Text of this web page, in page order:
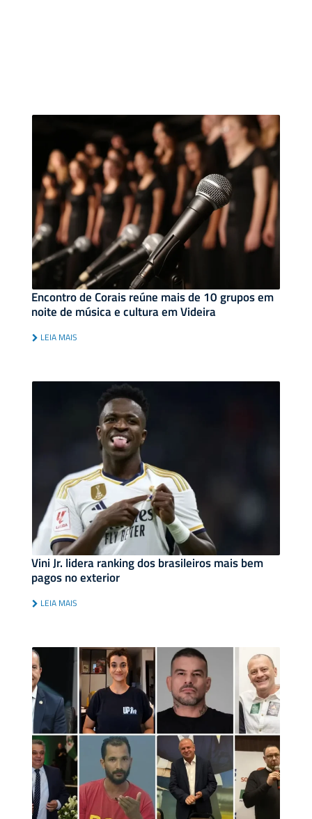
Encontro de Corais reúne mais de 10 grupos em
noite de música e cultura em Videira
LEIA MAIS
Vini Jr. lidera ranking dos brasileiros mais bem
pagos no exterior
LEIA MAIS